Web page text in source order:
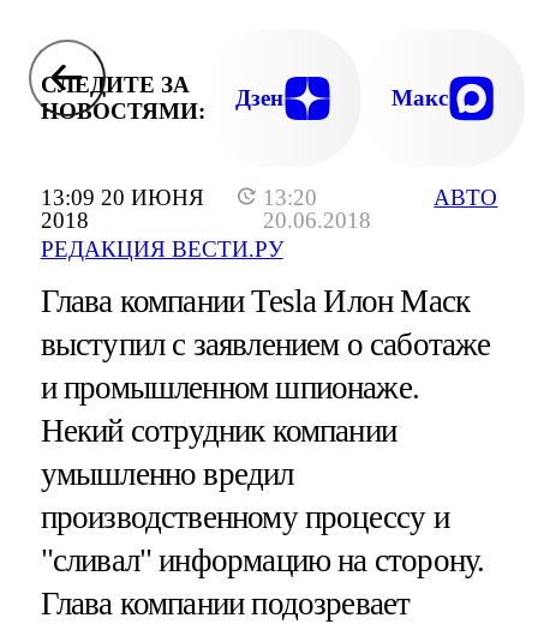
13:09 20 ИЮНЯ
2018
13:20
20.06.2018
РЕДАКЦИЯ ВЕСТИ.РУ
АВТО
СЛЕДИТЕ ЗА
НОВОСТЯМИ:
Дзен Макс
Глава компании Tesla Илон Маск
выступил с заявлением о саботаже
и промышленном шпионаже.
Некий сотрудник компании
умышленно вредил
производственному процессу и
"сливал" информацию на сторону.
Глава компании подозревает